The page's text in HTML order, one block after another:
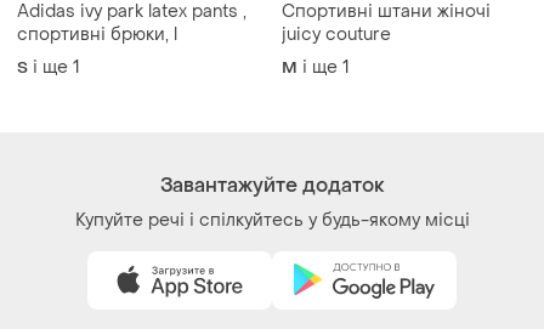
Adidas ivy park latex pants ,
спортивні брюки, l
S і ще 1
Спортивні штани жіночі
juicy couture
M і ще 1
Завантажуйте додаток
Купуйте речі і спілкуйтесь у будь-якому місці